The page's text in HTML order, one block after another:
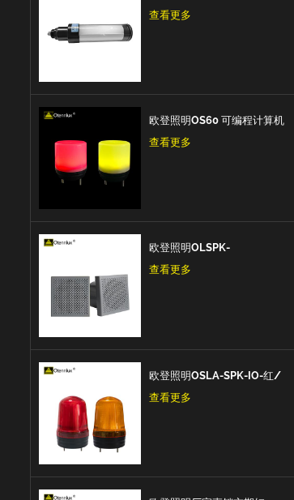
爆防油IP67数控机床工作灯
查看更多
欧登照明OS60 可编程计算机
控制多色7色 5v Usb信号警示
查看更多
欧登照明OLSPK-
IO/CAN/RS485信号扬声器IO
查看更多
欧登照明OSLA-SPK-IO-红/
黄/蓝 信号灯闪亮爆闪的信号
查看更多